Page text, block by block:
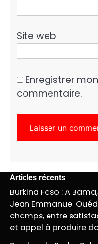
Site web
Enregistrer
commentaire.
Articles récents
Burkina Faso : A
Jean Emmanuel
champs, entre
et appel à produire